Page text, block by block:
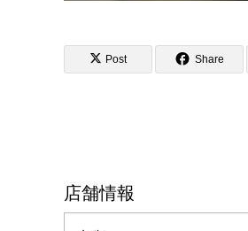
Post Share
店舗情報